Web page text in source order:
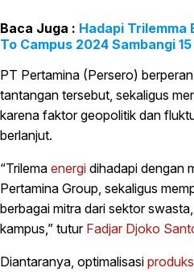
Hadapi Trilemma
To Campus 2024 Sambangi
PT Pertamina (Persero)
tantangan tersebut, sekaligus
karena faktor geopolitik dan
berlanjut.
“Trilema energi dihadapi dengan
Pertamina Group, sekaligus
berbagai mitra dari sektor
kampus,” tutur Fadjar Djoko
Diantaranya, optimalisasi